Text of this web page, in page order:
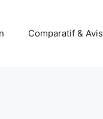
Comparatif & Avis